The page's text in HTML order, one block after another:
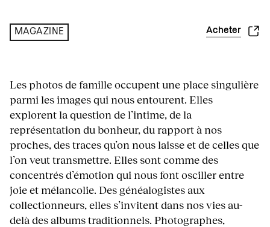
MAGAZINE Acheter
Les photos de famille occupent une place singulière
parmi les images qui nous entourent. Elles
explorent la question de l’intime, de la
représentation du bonheur, du rapport à nos
proches, des traces qu’on nous laisse et de celles que
l’on veut transmettre. Elles sont comme des
concentrés d’émotion qui nous font osciller entre
joie et mélancolie. Des généalogistes aux
collectionneurs, elles s’invitent dans nos vies au-
delà des albums traditionnels. Photographes,